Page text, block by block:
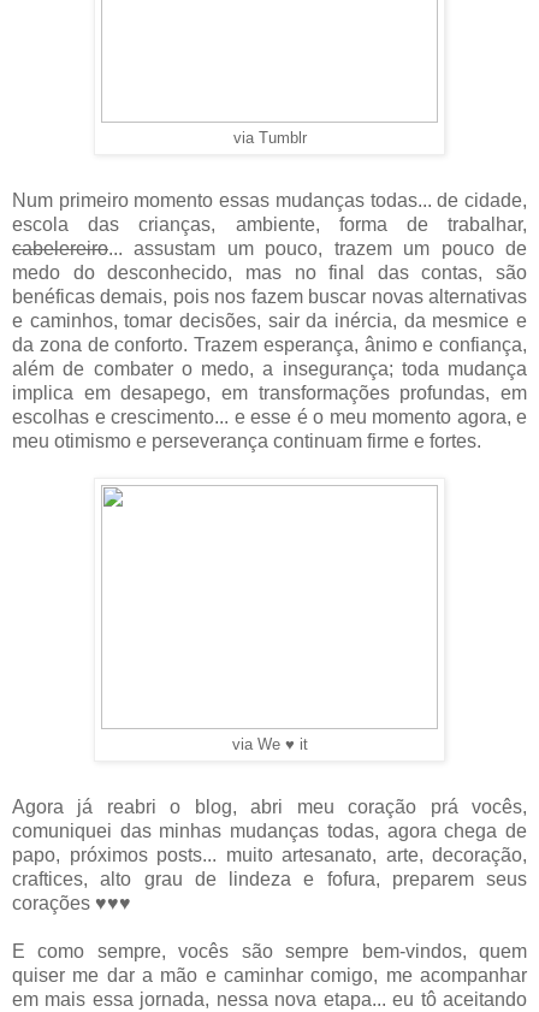
via Tumblr
Num primeiro momento essas mudanças todas... de cidade,
escola das crianças, ambiente, forma de trabalhar,
cabelereiro... assustam um pouco, trazem um pouco de
medo do desconhecido, mas no final das contas, são
benéficas demais, pois nos fazem buscar novas alternativas
e caminhos, tomar decisões, sair da inércia, da mesmice e
da zona de conforto. Trazem esperança, ânimo e confiança,
além de combater o medo, a insegurança; toda mudança
implica em desapego, em transformações profundas, em
escolhas e crescimento... e esse é o meu momento agora, e
meu otimismo e perseverança continuam firme e fortes.
via We ♥ it
Agora já reabri o blog, abri meu coração prá vocês,
comuniquei das minhas mudanças todas, agora chega de
papo, próximos posts... muito artesanato, arte, decoração,
craftices, alto grau de lindeza e fofura, preparem seus
corações ♥♥♥
E como sempre, vocês são sempre bem-vindos, quem
quiser me dar a mão e caminhar comigo, me acompanhar
em mais essa jornada, nessa nova etapa... eu tô aceitando